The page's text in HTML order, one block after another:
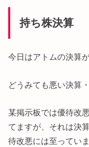
持ち株決算
今日はアトムの決算
どうみても悪い決算・
某掲示板では優待改
てますが、それは決
待改悪には至っていま